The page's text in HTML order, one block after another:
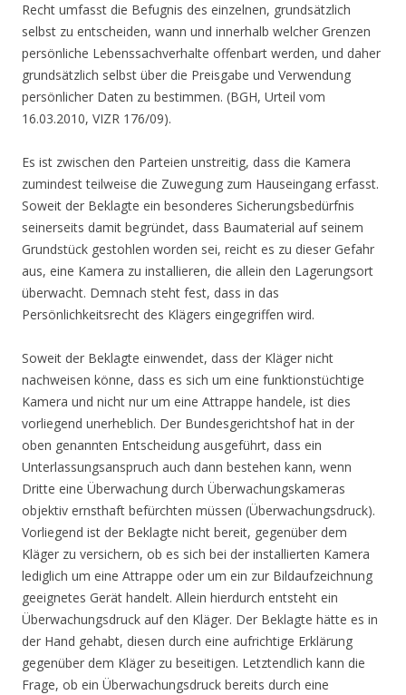
Recht umfasst die Befugnis des einzelnen, grundsätzlich
selbst zu entscheiden, wann und innerhalb welcher Grenzen
persönliche Lebenssachverhalte offenbart werden, und daher
grundsätzlich selbst über die Preisgabe und Verwendung
persönlicher Daten zu bestimmen. (BGH, Urteil vom
16.03.2010, VIZR 176/09).
Es ist zwischen den Parteien unstreitig, dass die Kamera
zumindest teilweise die Zuwegung zum Hauseingang erfasst.
Soweit der Beklagte ein besonderes Sicherungsbedürfnis
seinerseits damit begründet, dass Baumaterial auf seinem
Grundstück gestohlen worden sei, reicht es zu dieser Gefahr
aus, eine Kamera zu installieren, die allein den Lagerungsort
überwacht. Demnach steht fest, dass in das
Persönlichkeitsrecht des Klägers eingegriffen wird.
Soweit der Beklagte einwendet, dass der Kläger nicht
nachweisen könne, dass es sich um eine funktionstüchtige
Kamera und nicht nur um eine Attrappe handele, ist dies
vorliegend unerheblich. Der Bundesgerichtshof hat in der
oben genannten Entscheidung ausgeführt, dass ein
Unterlassungsanspruch auch dann bestehen kann, wenn
Dritte eine Überwachung durch Überwachungskameras
objektiv ernsthaft befürchten müssen (Überwachungsdruck).
Vorliegend ist der Beklagte nicht bereit, gegenüber dem
Kläger zu versichern, ob es sich bei der installierten Kamera
lediglich um eine Attrappe oder um ein zur Bildaufzeichnung
geeignetes Gerät handelt. Allein hierdurch entsteht ein
Überwachungsdruck auf den Kläger. Der Beklagte hätte es in
der Hand gehabt, diesen durch eine aufrichtige Erklärung
gegenüber dem Kläger zu beseitigen. Letztendlich kann die
Frage, ob ein Überwachungsdruck bereits durch eine